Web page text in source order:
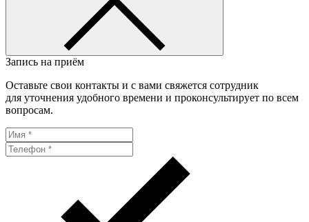
Запись на приём
Оставьте свои контакты и с вами свяжется сотрудник
для уточнения удобного времени и проконсультирует по всем
вопросам.